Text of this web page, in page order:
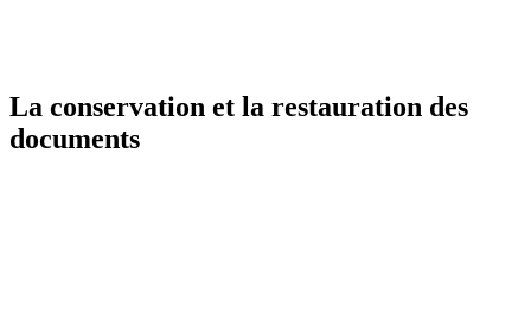
La conservation et la restauration des
documents